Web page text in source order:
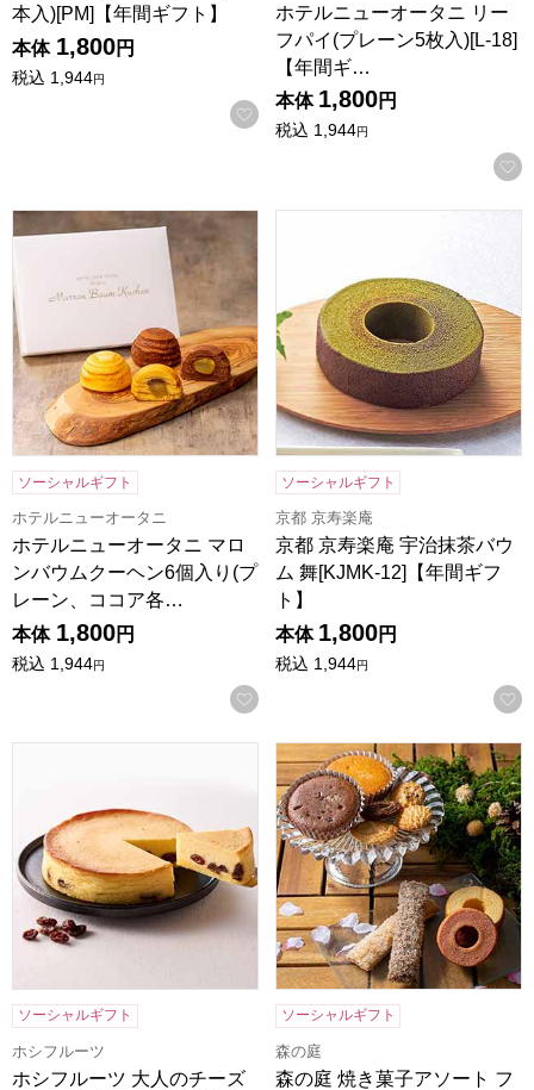
本入)[PM]【年間ギフト】
本体 1,800円
税込 1,944円
お気に入りに登録する
ホテルニューオータニ リー
フパイ(プレーン5枚入)[L-18]
【年間ギ…
本体 1,800円
税込 1,944円
ホテルニューオータニ マロンバウムクーヘン6個入り(プレ
ソーシャルギフト
ホテルニューオータニ
ホテルニューオータニ マロ
ンバウムクーヘン6個入り(プ
レーン、ココア各…
本体 1,800円
税込 1,944円
お気に入りに登録する
ソーシャルギフト
京都 京寿楽庵
京都 京寿楽庵 宇治抹茶バウ
ム 舞[KJMK-12]【年間ギフ
ト】
本体 1,800円
税込 1,944円
ホシフルーツ 大人のチーズケーキ 直径12cm【年間ギフト】
ソーシャルギフト
ホシフルーツ
ホシフルーツ 大人のチーズ
森の庭 焼き菓子アソート フ
ソーシャルギフト
森の庭
森の庭 焼き菓子アソート フ